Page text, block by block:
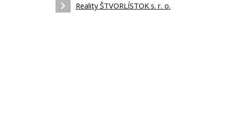
Reality ŠTVORLÍSTOK s. r. o.